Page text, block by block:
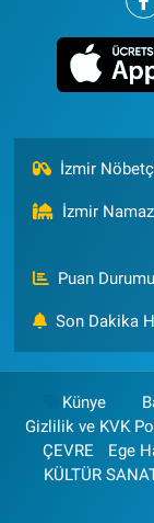
İzmir
İzmir
Puan
Son Dakika
Künye
Gizlilik ve KVK
ÇEVRE
Ege
KÜLTÜR